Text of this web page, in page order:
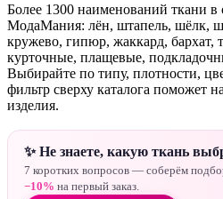
Более 1300 наименований ткани в
МодаМания: лён, штапель, шёлк,
кружево, гипюр, жаккард, бархат,
курточные, плащевые,
Выбирайте по типу, плотности,
фильтр сверху каталога поможет
изделия.
✨ Не знаете, какую ткань
7 коротких вопросов — соберём
−10% на первый заказ.